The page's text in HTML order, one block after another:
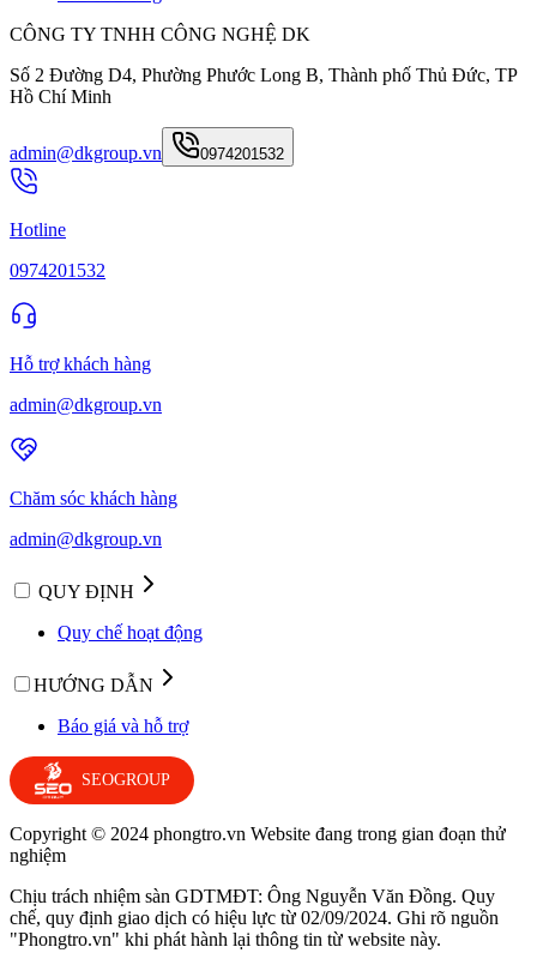
CÔNG TY TNHH CÔNG NGHỆ DK
Số 2 Đường D4, Phường Phước Long B, Thành phố Thủ Đức, TP
Hồ Chí Minh
admin@dkgroup.vn 0974201532
Hotline
0974201532
Hỗ trợ khách hàng
admin@dkgroup.vn
Chăm sóc khách hàng
admin@dkgroup.vn
QUY ĐỊNH
Quy chế hoạt động
HƯỚNG DẪN
Báo giá và hỗ trợ
SEOGROUP
Copyright © 2024 phongtro.vn Website đang trong gian đoạn thử
nghiệm
Chịu trách nhiệm sàn GDTMĐT: Ông Nguyễn Văn Đồng. Quy
chế, quy định giao dịch có hiệu lực từ 02/09/2024. Ghi rõ nguồn
"Phongtro.vn" khi phát hành lại thông tin từ website này.